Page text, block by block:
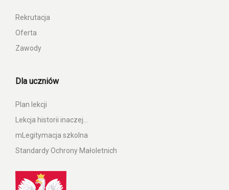
Rekrutacja
Oferta
Zawody
Dla uczniów
Plan lekcji
Lekcja historii inaczej…
mLegitymacja szkolna
Standardy Ochrony Małoletnich